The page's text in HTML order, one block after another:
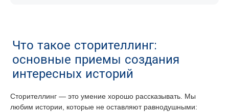
Что такое сторителлинг:
основные приемы создания
интересных историй
Сторителлинг — это умение хорошо рассказывать. Мы
любим истории, которые не оставляют равнодушными: